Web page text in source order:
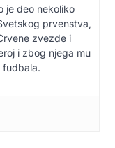
je deo nekoliko
prvenstva,
zvezde i
i zbog njega mu
fudbala.